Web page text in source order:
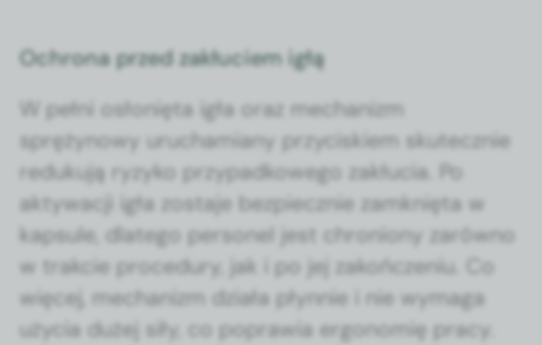
Ochrona przed zakłuciem igłą
W pełni osłonię­ta igła oraz mech­a­nizm
sprężynowy uruchami­any przy­ciskiem skutecznie
reduku­ją ryzyko przy­pad­kowego zakłu­cia. Po
aktywacji igła zosta­je bez­piecznie zamknię­ta w
kap­sule, dlat­ego per­son­el jest chro­niony zarówno
w trak­cie pro­ce­dury, jak i po jej zakończe­niu. Co
więcej, mech­a­nizm dzi­ała płyn­nie i nie wyma­ga
uży­cia dużej siły, co popraw­ia ergonomię pra­cy.